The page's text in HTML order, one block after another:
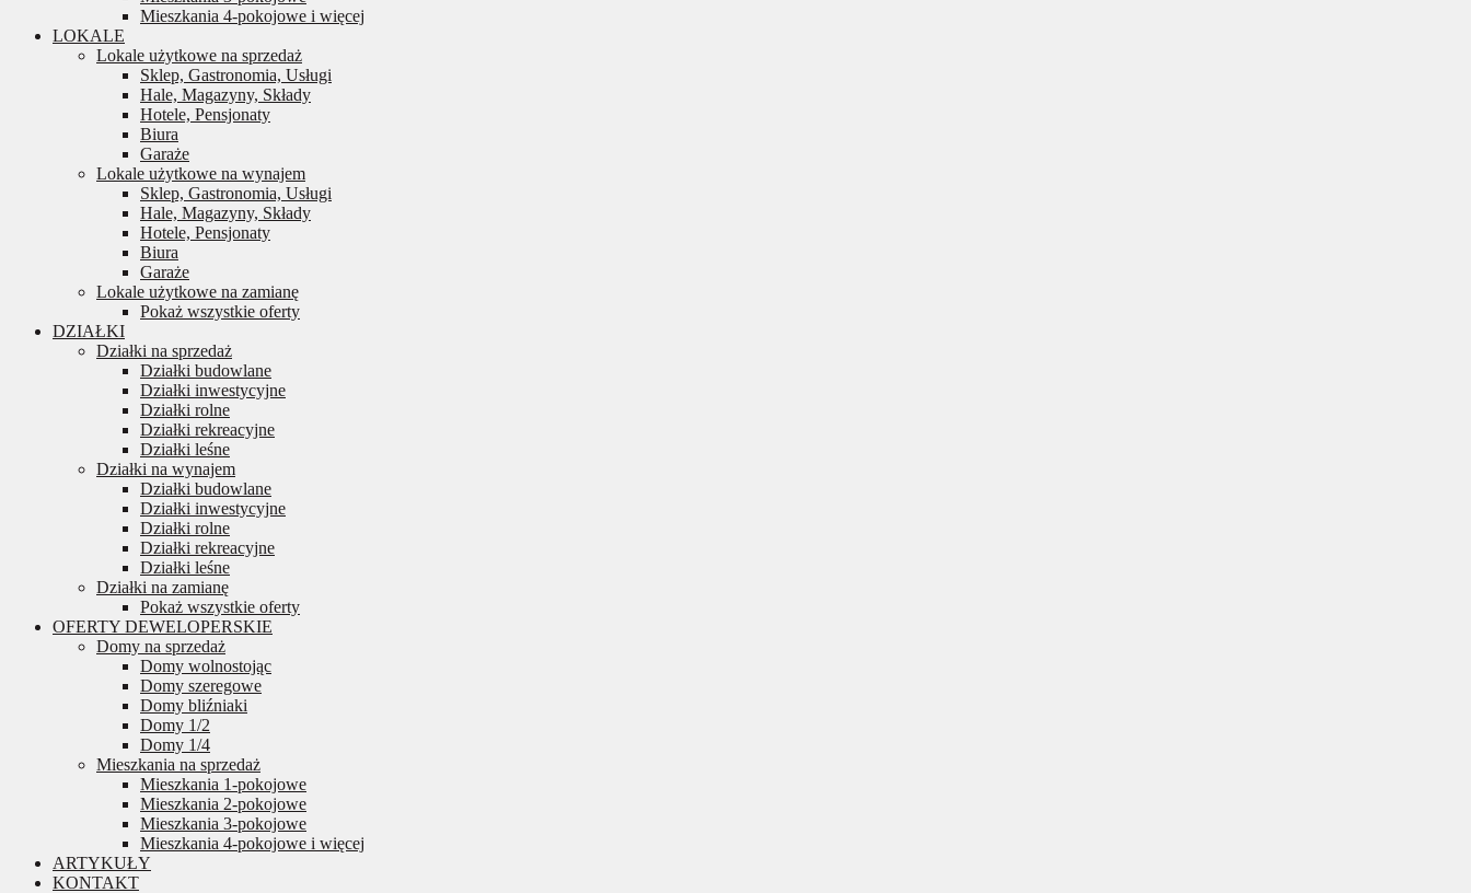
Mieszkania 4-pokojowe i więcej
LOKALE
Lokale użytkowe na sprzedaż
Sklep, Gastronomia, Usługi
Hale, Magazyny, Składy
Hotele, Pensjonaty
Biura
Garaże
Lokale użytkowe na wynajem
Sklep, Gastronomia, Usługi
Hale, Magazyny, Składy
Hotele, Pensjonaty
Biura
Garaże
Lokale użytkowe na zamianę
Pokaż wszystkie oferty
DZIAŁKI
Działki na sprzedaż
Działki budowlane
Działki inwestycyjne
Działki rolne
Działki rekreacyjne
Działki leśne
Działki na wynajem
Działki budowlane
Działki inwestycyjne
Działki rolne
Działki rekreacyjne
Działki leśne
Działki na zamianę
Pokaż wszystkie oferty
OFERTY DEWELOPERSKIE
Domy na sprzedaż
Domy wolnostojąc
Domy szeregowe
Domy bliźniaki
Domy 1/2
Domy 1/4
Mieszkania na sprzedaż
Mieszkania 1-pokojowe
Mieszkania 2-pokojowe
Mieszkania 3-pokojowe
Mieszkania 4-pokojowe i więcej
ARTYKUŁY
KONTAKT